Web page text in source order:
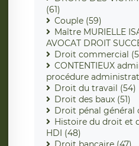
(61)
Couple (59)
Maître MURIELLE
AVOCAT DROIT
Droit commercial
CONTENTIEUX
procédure
Droit du travail (54)
Droit des baux (51)
Droit pénal général
Histoire du droit et
HDI (48)